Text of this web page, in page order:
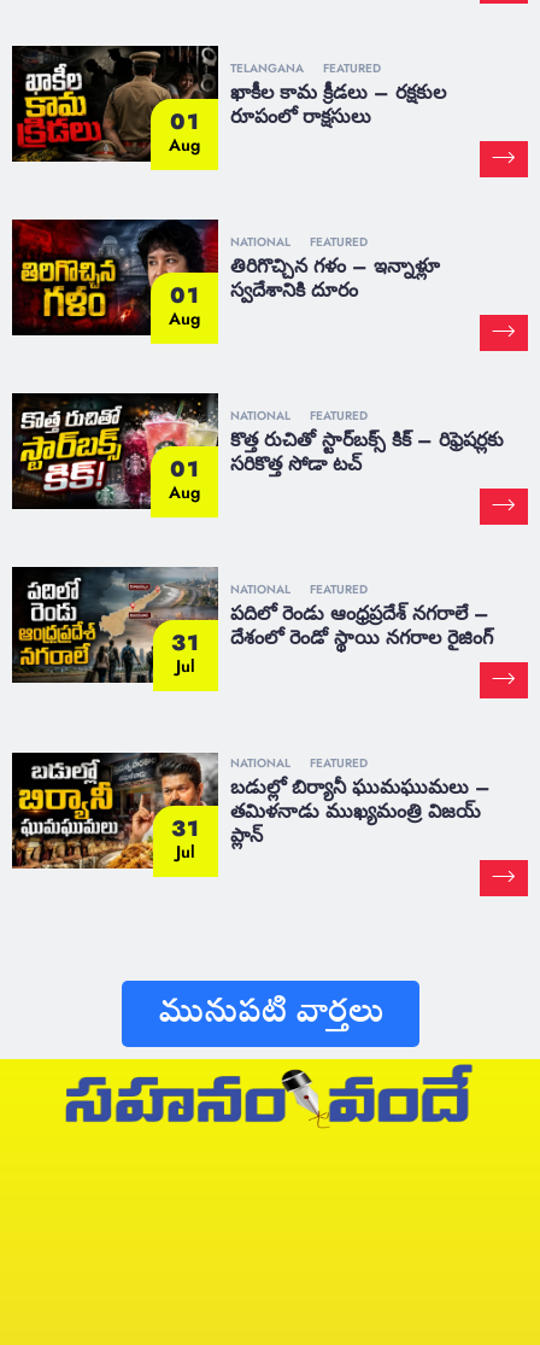
01
Aug
TELANGANA FEATURED
ఖాకీల కామ క్రీడలు – రక్షకుల
రూపంలో రాక్షసులు
01
Aug
NATIONAL FEATURED
తిరిగొచ్చిన గళం – ఇన్నాళ్లూ
స్వదేశానికి దూరం
01
Aug
NATIONAL FEATURED
కొత్త రుచితో స్టార్‌బక్స్ కిక్ – రిఫ్రెషర్లకు
సరికొత్త సోడా టచ్
31
Jul
NATIONAL FEATURED
పదిలో రెండు ఆంధ్రప్రదేశ్ నగరాలే –
దేశంలో రెండో స్థాయి నగరాల రైజింగ్
31
Jul
NATIONAL FEATURED
బడుల్లో బిర్యానీ ఘుమఘుమలు –
తమిళనాడు ముఖ్యమంత్రి విజయ్
ప్లాన్
మునుపటి వార్తలు